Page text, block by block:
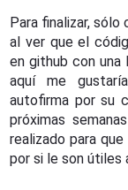
Para finalizar,
al ver que el
en github con una
aquí me
autofirma por su
próximas
realizado para
por si le son útiles